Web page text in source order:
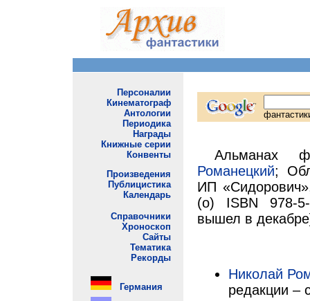
Альманах
Романецкий;
ИП
(о) ISBN 978-
вышел в
Николай
редакции –